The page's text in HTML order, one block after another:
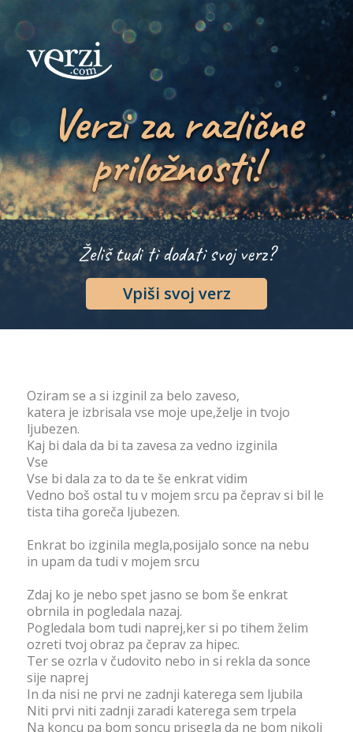
Verzi za različne
priložnosti!
Želiš tudi ti dodati svoj verz?
Vpiši svoj verz
Oziram se a si izginil za belo zaveso,
katera je izbrisala vse moje upe,želje in tvojo
ljubezen.
Kaj bi dala da bi ta zavesa za vedno izginila
Vse
Vse bi dala za to da te še enkrat vidim
Vedno boš ostal tu v mojem srcu pa čeprav si bil le
tista tiha goreča ljubezen.
Enkrat bo izginila megla,posijalo sonce na nebu
in upam da tudi v mojem srcu
Zdaj ko je nebo spet jasno se bom še enkrat
obrnila in pogledala nazaj.
Pogledala bom tudi naprej,ker si po tihem želim
ozreti tvoj obraz pa čeprav za hipec.
Ter se ozrla v čudovito nebo in si rekla da sonce
sije naprej
In da nisi ne prvi ne zadnji katerega sem ljubila
Niti prvi niti zadnji zaradi katerega sem trpela
Na koncu pa bom soncu prisegla da ne bom nikoli